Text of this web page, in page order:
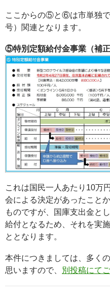
ここからの⑤と⑥は市単独
号）関連となります。
⑤特別定額給付金事業（補正
これは国民一人あたり10万
会による決定があったこと
ものですが、国庫支出金と
給付となるため、それを実
ととなります。
本件につきましては、多く
思いますので、
別投稿にて